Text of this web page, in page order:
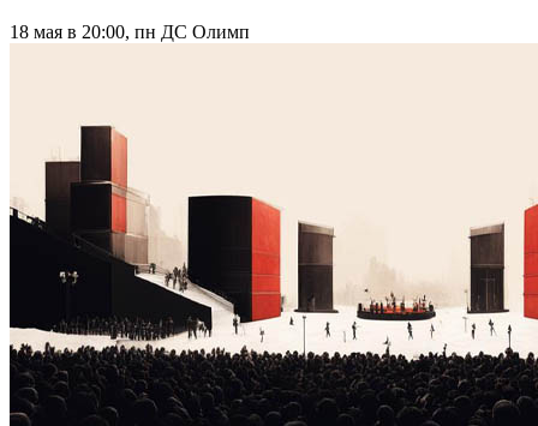
18 мая в 20:00, пн ДС Олимп